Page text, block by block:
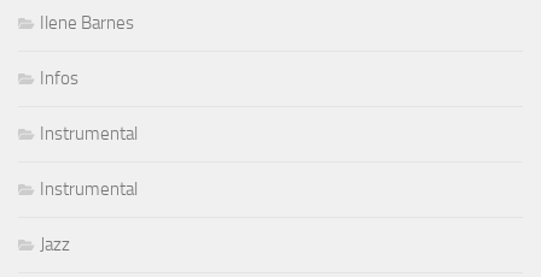
Ilene Barnes
Infos
Instrumental
Instrumental
Jazz